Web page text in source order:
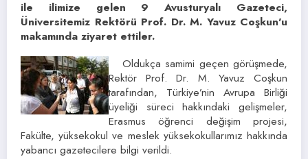
ile ilimize gelen 9 Avusturyalı Gazeteci,
Üniversitemiz Rektörü Prof. Dr. M. Yavuz Coşkun’u
makamında ziyaret ettiler.
Oldukça samimi geçen görüşmede,
Rektör Prof. Dr. M. Yavuz Coşkun
tarafından, Türkiye’nin Avrupa Birliği
üyeliği süreci hakkındaki gelişmeler,
Erasmus öğrenci değişim projesi,
Fakülte, yüksekokul ve meslek yüksekokullarımız hakkında
yabancı gazetecilere bilgi verildi.